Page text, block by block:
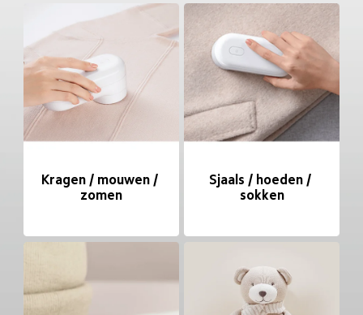
Kragen / mouwen /
zomen
Sjaals / hoeden /
sokken